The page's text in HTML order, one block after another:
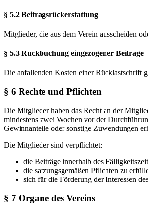
§ 5.2 Beitragsrückerstattung
Mitglieder, die aus dem Verein ausscheiden
§ 5.3 Rückbuchung eingezogener Beiträge
Die anfallenden Kosten einer Rücklastschrift
§ 6 Rechte und Pflichten
Die Mitglieder haben das Recht an der
mindestens zwei Wochen vor der
Gewinnanteile oder sonstige Zuwendungen
Die Mitglieder sind verpflichtet:
die Beiträge innerhalb des
die satzungsgemäßen Pflichten zu
sich für die Förderung der Interessen
§ 7 Organe des Vereins